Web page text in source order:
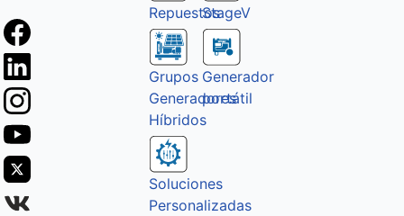
RepuestosStageV
Grupos
Generadores
Híbridos
Generador
portátil
Soluciones
Personalizadas